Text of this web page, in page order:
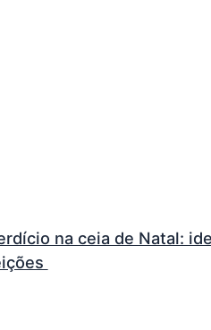
na ceia de Natal: